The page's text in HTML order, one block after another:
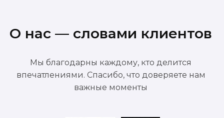
О нас — словами клиентов
Мы благодарны каждому, кто делится
впечатлениями. Спасибо, что доверяете нам
важные моменты